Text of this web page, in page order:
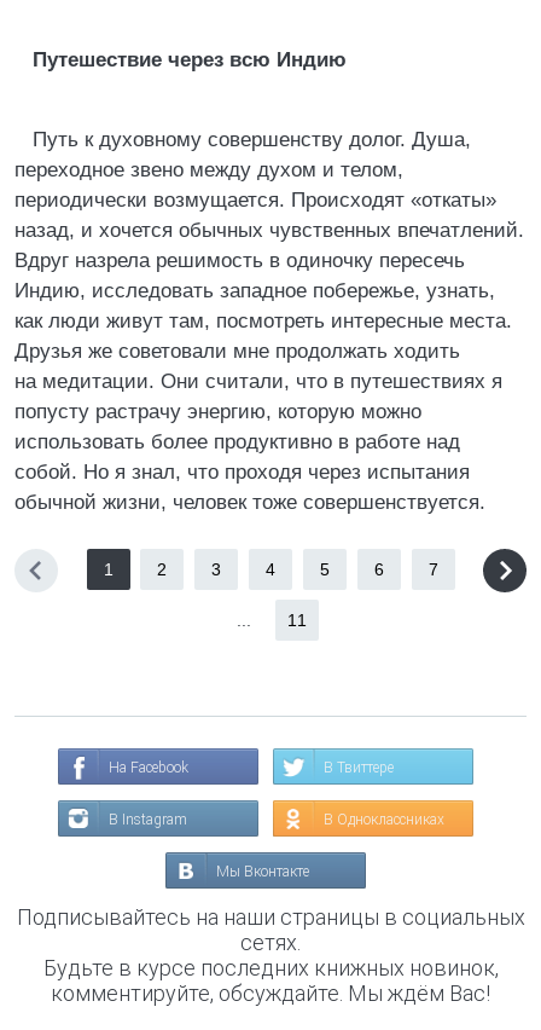
Путешествие через всю Индию
Путь к духовному совершенству долог. Душа,
переходное звено между духом и телом,
периодически возмущается. Происходят «откаты»
назад, и хочется обычных чувственных впечатлений.
Вдруг назрела решимость в одиночку пересечь
Индию, исследовать западное побережье, узнать,
как люди живут там, посмотреть интересные места.
Друзья же советовали мне продолжать ходить
на медитации. Они считали, что в путешествиях я
попусту растрачу энергию, которую можно
использовать более продуктивно в работе над
собой. Но я знал, что проходя через испытания
обычной жизни, человек тоже совершенствуется.
1 2 3 4 5 6 7
11
На Facebook В Твиттере
В Instagram В Одноклассниках
Мы Вконтакте
Подписывайтесь на наши страницы в социальных
сетях.
Будьте в курсе последних книжных новинок,
комментируйте, обсуждайте. Мы ждём Вас!